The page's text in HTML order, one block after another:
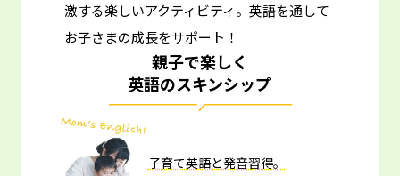
激する楽しいアクティビティ。 英語を通して
お子さまの成長をサポート！
親子で楽しく
英語のスキンシップ
子育て英語と発音習得。